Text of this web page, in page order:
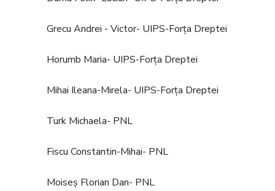
Grecu Andrei - Victor- UIPS-Forța Dreptei
Horumb Maria- UIPS-Forța Dreptei
Mihai Ileana-Mirela- UIPS-Forța Dreptei
Turk Michaela- PNL
Fiscu Constantin-Mihai- PNL
Moiseș Florian Dan- PNL